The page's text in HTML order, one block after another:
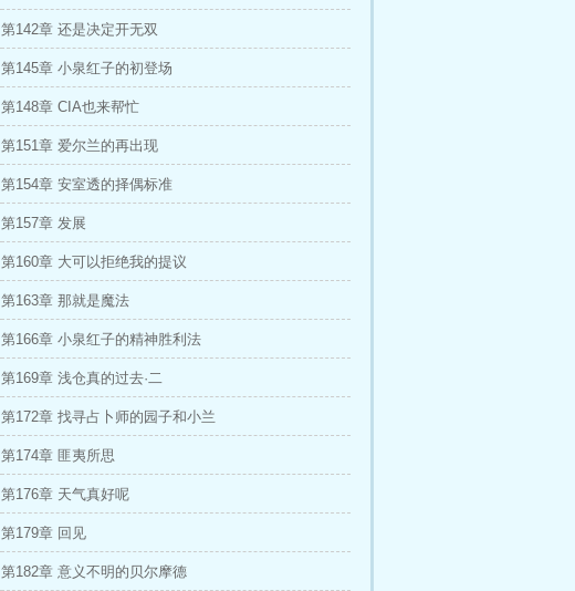
第142章 还是决定开无双
第145章 小泉红子的初登场
第148章 CIA也来帮忙
第151章 爱尔兰的再出现
第154章 安室透的择偶标准
第157章 发展
第160章 大可以拒绝我的提议
第163章 那就是魔法
第166章 小泉红子的精神胜利法
第169章 浅仓真的过去·二
第172章 找寻占卜师的园子和小兰
第174章 匪夷所思
第176章 天气真好呢
第179章 回见
第182章 意义不明的贝尔摩德